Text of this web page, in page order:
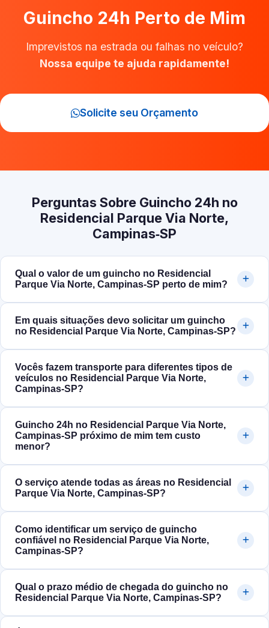
Guincho 24h Perto de Mim
Imprevistos na estrada ou falhas no veículo?
Nossa equipe te ajuda rapidamente!
Solicite seu Orçamento
Perguntas Sobre Guincho 24h no
Residencial Parque Via Norte,
Campinas‑SP
Qual o valor de um guincho no Residencial
Parque Via Norte, Campinas‑SP perto de mim?
Em quais situações devo solicitar um guincho
no Residencial Parque Via Norte, Campinas‑SP?
Vocês fazem transporte para diferentes tipos de
veículos no Residencial Parque Via Norte,
Campinas‑SP?
Guincho 24h no Residencial Parque Via Norte,
Campinas‑SP próximo de mim tem custo
menor?
O serviço atende todas as áreas no Residencial
Parque Via Norte, Campinas‑SP?
Como identificar um serviço de guincho
confiável no Residencial Parque Via Norte,
Campinas‑SP?
Qual o prazo médio de chegada do guincho no
Residencial Parque Via Norte, Campinas‑SP?